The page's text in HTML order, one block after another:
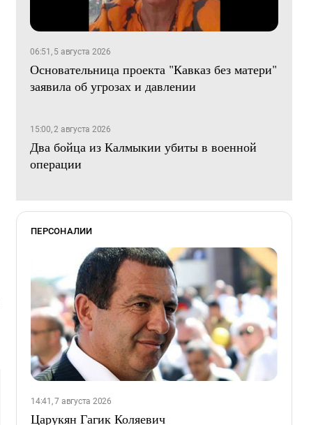
06:51, 5 августа 2026
Основательница проекта "Кавказ без матери"
заявила об угрозах и давлении
15:00, 2 августа 2026
Два бойца из Калмыкии убиты в военной
операции
ПЕРСОНАЛИИ
14:41, 7 августа 2026
Царукян Гагик Коляевич